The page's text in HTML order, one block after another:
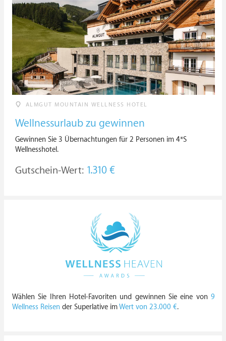
ALMGUT MOUNTAIN WELLNESS HOTEL
Wellnessurlaub zu gewinnen
Gewinnen Sie 3 Übernachtungen für 2 Personen im 4*S
Wellnesshotel.
Gutschein-Wert: 1.310 €
Wählen Sie Ihren Hotel-Favoriten und gewinnen Sie eine von 9
Wellness Reisen der Superlative imWert von 23.000 €.